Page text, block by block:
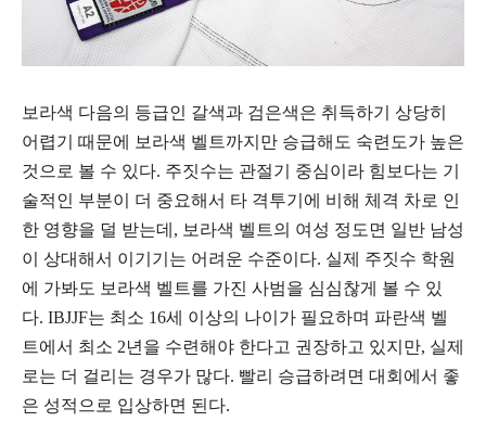
보라색 다음의 등급인 갈색과 검은색은 취득하기 상당히
어렵기 때문에 보라색 벨트까지만 승급해도 숙련도가 높은
것으로 볼 수 있다. 주짓수는 관절기 중심이라 힘보다는 기
술적인 부분이 더 중요해서 타 격투기에 비해 체격 차로 인
한 영향을 덜 받는데, 보라색 벨트의 여성 정도면 일반 남성
이 상대해서 이기기는 어려운 수준이다. 실제 주짓수 학원
에 가봐도 보라색 벨트를 가진 사범을 심심찮게 볼 수 있
다. IBJJF는 최소 16세 이상의 나이가 필요하며 파란색 벨
트에서 최소 2년을 수련해야 한다고 권장하고 있지만, 실제
로는 더 걸리는 경우가 많다. 빨리 승급하려면 대회에서 좋
은 성적으로 입상하면 된다.